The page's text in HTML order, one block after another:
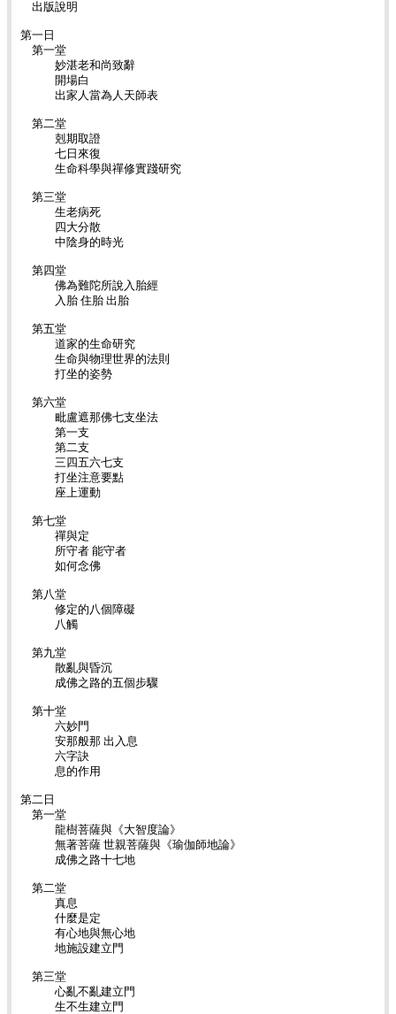
出版說明
第一日
第一堂
妙湛老和尚致辭
開場白
出家人當為人天師表
第二堂
剋期取證
七日來復
生命科學與禪修實踐研究
第三堂
生老病死
四大分散
中陰身的時光
第四堂
佛為難陀所說入胎經
入胎 住胎 出胎
第五堂
道家的生命研究
生命與物理世界的法則
打坐的姿勢
第六堂
毗盧遮那佛七支坐法
第一支
第二支
三四五六七支
打坐注意要點
座上運動
第七堂
禪與定
所守者 能守者
如何念佛
第八堂
修定的八個障礙
八觸
第九堂
散亂與昏沉
成佛之路的五個步驟
第十堂
六妙門
安那般那 出入息
六字訣
息的作用
第二日
第一堂
龍樹菩薩與《大智度論》
無著菩薩 世親菩薩與《瑜伽師地論》
成佛之路十七地
第二堂
真息
什麼是定
有心地與無心地
地施設建立門
第三堂
心亂不亂建立門
生不生建立門